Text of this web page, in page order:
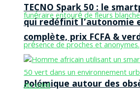
Polémique autour des
TECNO Spark 50 : le
qui redéfinit l’autonomie
complète, prix FCFA &